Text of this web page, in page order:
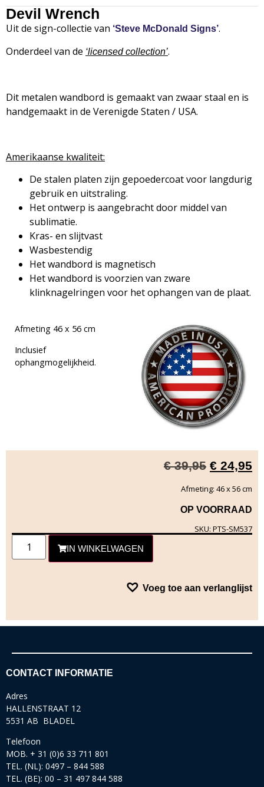
Devil Wrench
Uit de sign-collectie van ‘Steve McDonald Signs’.
Onderdeel van de ‘licensed collection’.
Dit metalen wandbord is gemaakt van zwaar staal en is
handgemaakt in de Verenigde Staten / USA.
Amerikaanse kwaliteit:
De stalen platen zijn gepoedercoat voor langdurig
gebruik en uitstraling.
Het ontwerp is aangebracht door middel van
sublimatie.
Kras- en slijtvast
Wasbestendig
Het wandbord is magnetisch
Het wandbord is voorzien van zware
klinknagelringen voor het ophangen van de plaat.
Afmeting 46 x 56 cm
Inclusief
ophangmogelijkheid.
€39,95 € 24,95
Afmeting: 46 x 56 cm
OP VOORRAAD
SKU: PTS-SM537
IN WINKELWAGEN
Voeg toe aan verlanglijst
CONTACT INFORMATIE
Adres
HALLENSTRAAT 12
5531 AB BLADEL
Telefoon
MOB. + 31 (0)6 33 711 801
TEL. (NL): 0497 – 844 588
TEL. (BE): 00 – 31 497 844 588